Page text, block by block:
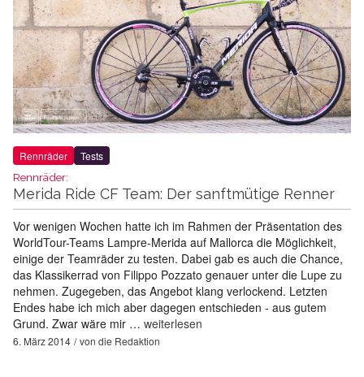
Rennräder Tests
Rennräder:
Merida Ride CF Team: Der sanftmütige Renner
Vor wenigen Wochen hatte ich im Rahmen der Präsentation des
WorldTour-Teams Lampre-Merida auf Mallorca die Möglichkeit,
einige der Teamräder zu testen. Dabei gab es auch die Chance,
das Klassikerrad von Filippo Pozzato genauer unter die Lupe zu
nehmen. Zugegeben, das Angebot klang verlockend. Letzten
Endes habe ich mich aber dagegen entschieden - aus gutem
Grund. Zwar wäre mir … weiterlesen
6. März 2014 von die Redaktion